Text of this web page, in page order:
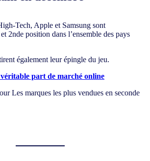
Tech, Apple et Samsung sont
2nde position dans l’ensemble des pays
également leur épingle du jeu.
part de marché online